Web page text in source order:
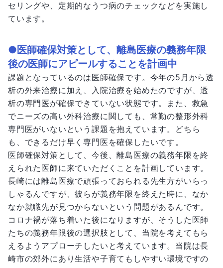
セリングや、定期的なうつ病のチェックなどを実施し
ています。
●医師確保対策として、離島医療の義務年限
後の医師にアピールすることを計画中
課題となっているのは医師確保です。今年の5月から透
析の外来治療に加え、入院治療を始めたのですが、透
析の専門医が確保できていない状態です。また、救急
でニーズの高い外科治療に関しても、常勤の整形外科
専門医がいないという課題を抱えています。どちら
も、できるだけ早く専門医を確保したいです。
医師確保対策として、今後、離島医療の義務年限を終
えられた医師に来ていただくことを計画しています。
長崎には離島医療で頑張っておられる先生方がいらっ
しゃるんですが、彼らが義務年限を終えた時に、なか
なか就職先が見つからないという問題があるんです。
コロナ禍が落ち着いた後になりますが、そうした医師
たちの義務年限後の選択肢として、当院を考えてもら
えるようアプローチしたいと考えています。当院は長
崎市の郊外にあり生活や子育てもしやすい環境ですの